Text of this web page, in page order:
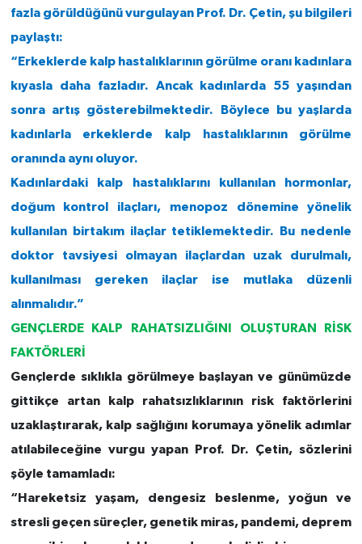
fazla görüldüğünü vurgulayan Prof. Dr. Çetin, şu bilgileri
paylaştı:
“Erkeklerde kalp hastalıklarının görülme oranı kadınlara
kıyasla daha fazladır. Ancak kadınlarda 55 yaşından
sonra artış gösterebilmektedir. Böylece bu yaşlarda
kadınlarla erkeklerde kalp hastalıklarının görülme
oranında aynı oluyor.
Kadınlardaki kalp hastalıklarını kullanılan hormonlar,
doğum kontrol ilaçları, menopoz dönemine yönelik
kullanılan birtakım ilaçlar tetiklemektedir. Bu nedenle
doktor tavsiyesi olmayan ilaçlardan uzak durulmalı,
kullanılması gereken ilaçlar ise mutlaka düzenli
alınmalıdır.”
GENÇLERDE KALP RAHATSIZLIĞINI OLUŞTURAN RİSK
FAKTÖRLERİ
Gençlerde sıklıkla görülmeye başlayan ve günümüzde
gittikçe artan kalp rahatsızlıklarının risk faktörlerini
uzaklaştırarak, kalp sağlığını korumaya yönelik adımlar
atılabileceğine vurgu yapan Prof. Dr. Çetin, sözlerini
şöyle tamamladı:
“Hareketsiz yaşam, dengesiz beslenme, yoğun ve
stresli geçen süreçler, genetik miras, pandemi, deprem